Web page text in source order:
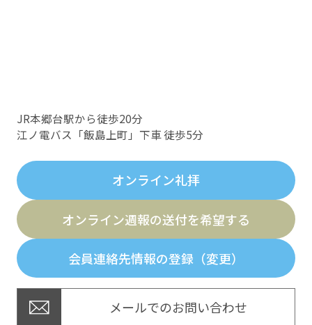
JR本郷台駅から徒歩20分
江ノ電バス「飯島上町」下車 徒歩5分
オンライン礼拝
オンライン週報の送付を希望する
会員連絡先情報の登録（変更）
メールでのお問い合わせ